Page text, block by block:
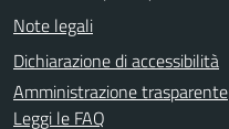
Note legali
Dichiarazione di accessibilità
Amministrazione trasparente
Leggi le FAQ